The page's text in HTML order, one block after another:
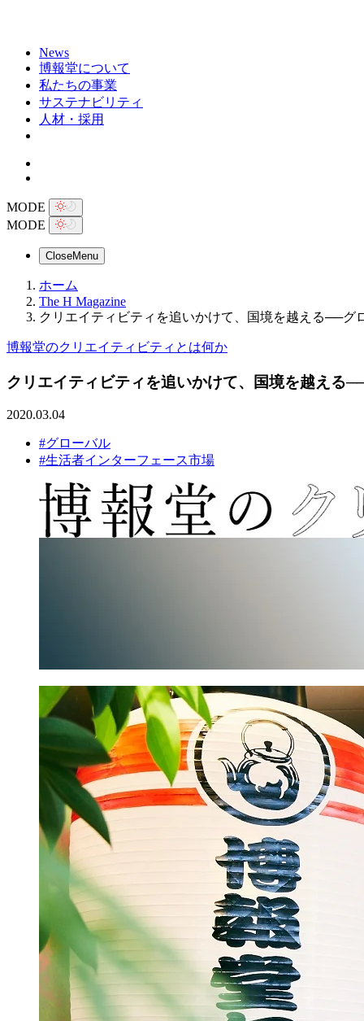
News
博報堂について
私たちの事業
サステナビリティ
人材・採用
MODE
MODE
CloseMenu
ホーム
The H Magazine
クリエイティビティを追いかけて、国境を越える──
博報堂のクリエイティビティとは何か
クリエイティビティを追いかけて、国境を越える
2020.03.04
#グローバル
#生活者インターフェース市場